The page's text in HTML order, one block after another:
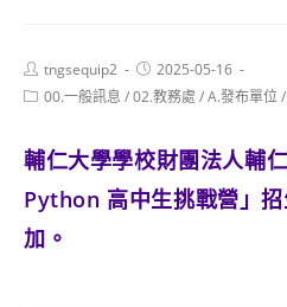
Post
author:
tngsequip2
Post
published:
2025-05-16
Post00.一般訊息 /02.教務處 /A.發布單位/
輔仁大學學校財團法人輔
Python 高中生挑戰營」
加。